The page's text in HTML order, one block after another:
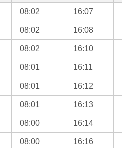
08:02 16:07
08:02 16:08
08:02 16:10
08:01 16:11
08:01 16:12
08:01 16:13
08:00 16:14
08:00 16:16